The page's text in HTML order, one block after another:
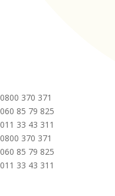
0800 370 371
060 85 79 825
011 33 43 311
0800 370 371
060 85 79 825
011 33 43 311